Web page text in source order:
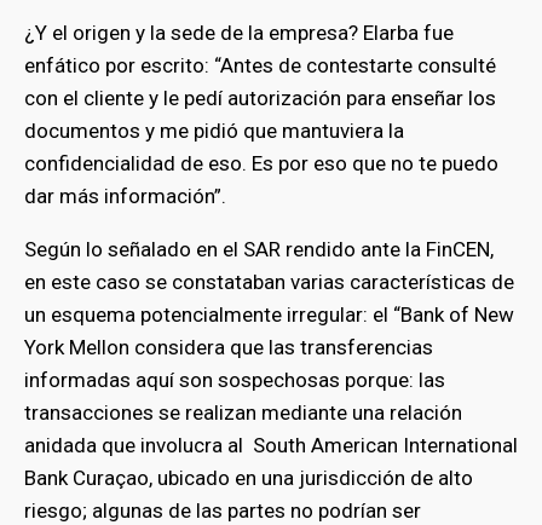
¿Y el origen y la sede de la empresa? Elarba fue
enfático por escrito: “Antes de contestarte consulté
con el cliente y le pedí autorización para enseñar los
documentos y me pidió que mantuviera la
confidencialidad de eso. Es por eso que no te puedo
dar más información”.
Según lo señalado en el SAR rendido ante la FinCEN,
en este caso se constataban varias características de
un esquema potencialmente irregular: el “Bank of New
York Mellon considera que las transferencias
informadas aquí son sospechosas porque: las
transacciones se realizan mediante una relación
anidada que involucra al South American International
Bank Curaçao, ubicado en una jurisdicción de alto
riesgo; algunas de las partes no podrían ser